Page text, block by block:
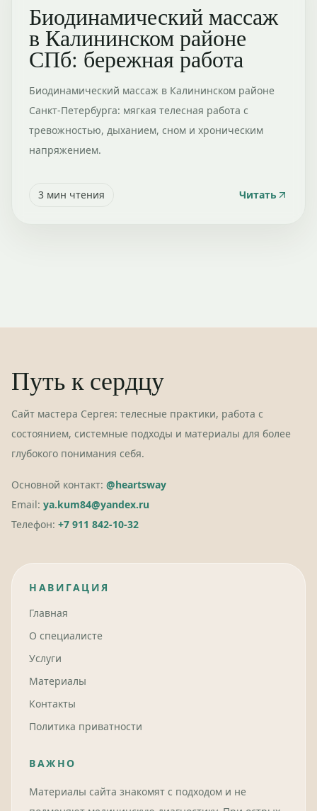
Биодинамический массаж
в Калининском районе
СПб: бережная работа
Биодинамический массаж в Калининском районе
Санкт-Петербурга: мягкая телесная работа с
тревожностью, дыханием, сном и хроническим
напряжением.
3 мин чтения Читать
Путь к сердцу
Сайт мастера Сергея: телесные практики, работа с
состоянием, системные подходы и материалы для более
глубокого понимания себя.
Основной контакт: @heartsway
Email: ya.kum84@yandex.ru
Телефон: +7 911 842-10-32
НАВИГАЦИЯ
Главная
О специалисте
Услуги
Материалы
Контакты
Политика приватности
ВАЖНО
Материалы сайта знакомят с подходом и не